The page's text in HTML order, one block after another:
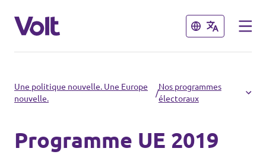
Fermer
Choisir une langue
Fermer
Politiques
Une politique nouvelle. Une Europe
nouvelle.
/
Nos programmes
électoraux
Programme UE 2019